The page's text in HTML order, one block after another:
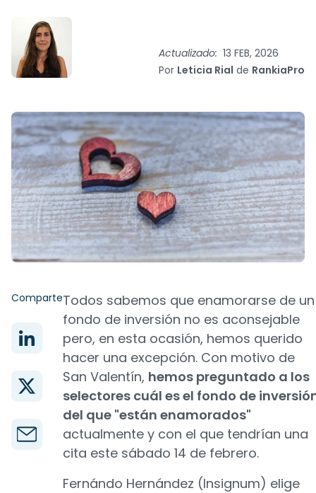
Actualizado: 13 FEB, 2026
Por Leticia Rial de RankiaPro
ComparteTodos sabemos que enamorarse de un
fondo de inversión no es aconsejable
pero, en esta ocasión, hemos querido
hacer una excepción. Con motivo de
San Valentín, hemos preguntado a los
selectores cuál es el fondo de
del que "están enamorados"
actualmente y con el que tendrían una
cita este sábado 14 de febrero.
Fernándo Hernández (Insignum) elige